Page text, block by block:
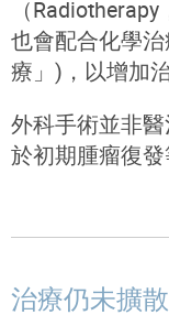
（
也會配合化學
療」)， 以增加
外科手術並非
於初期腫瘤復發
治療仍未擴